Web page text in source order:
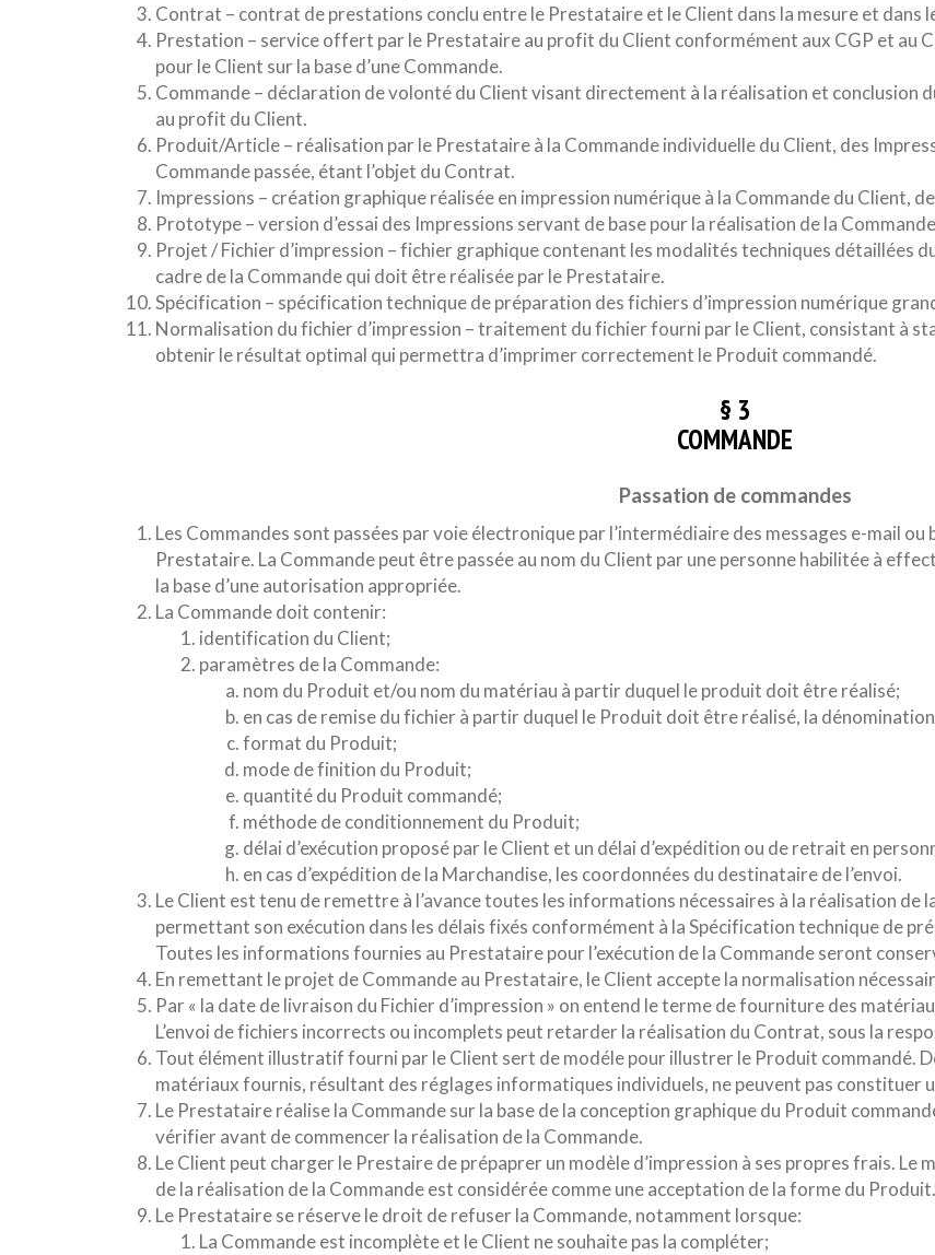
Contrat – contrat de prestations conclu entre le Prestataire et le Client dans la mesure et dans
Prestation – service offert par le Prestataire au profit du Client conformément aux CGP et au
pour le Client sur la base d’une Commande.
Commande – déclaration de volonté du Client visant directement à la réalisation et
au profit du Client.
Produit/Article – réalisation par le Prestataire à la Commande individuelle du Client, des
Commande passée, étant l’objet du Contrat.
Impressions – création graphique réalisée en impression numérique à la Commande du Client,
Prototype – version d’essai des Impressions servant de base pour la réalisation de la
Projet / Fichier d’impression – fichier graphique contenant les modalités techniques détaillées
cadre de la Commande qui doit être réalisée par le Prestataire.
Spécification – spécification technique de préparation des fichiers d’impression numérique
Normalisation du fichier d’impression – traitement du fichier fourni par le Client, consistant à
obtenir le résultat optimal qui permettra d’imprimer correctement le Produit commandé.
§ 3
COMMANDE
Passation de commandes
Les Commandes sont passées par voie électronique par l’intermédiaire des messages e-mail ou
Prestataire. La Commande peut être passée au nom du Client par une personne habilitée à
la base d’une autorisation appropriée.
La Commande doit contenir:
identification du Client;
paramètres de la Commande:
nom du Produit et/ou nom du matériau à partir duquel le produit doit être réalisé;
en cas de remise du fichier à partir duquel le Produit doit être réalisé, la
format du Produit;
mode de finition du Produit;
quantité du Produit commandé;
méthode de conditionnement du Produit;
délai d’exécution proposé par le Client et un délai d’expédition ou de retrait en
en cas d’expédition de la Marchandise, les coordonnées du destinataire de l’envoi.
Le Client est tenu de remettre à l’avance toutes les informations nécessaires à la réalisation
permettant son exécution dans les délais fixés conformément à la Spécification technique de
Toutes les informations fournies au Prestataire pour l’exécution de la Commande seront
En remettant le projet de Commande au Prestataire, le Client accepte la normalisation
Par « la date de livraison du Fichier d’impression » on entend le terme de fourniture des
L’envoi de fichiers incorrects ou incomplets peut retarder la réalisation du Contrat, sous la
Tout élément illustratif fourni par le Client sert de modéle pour illustrer le Produit commandé.
matériaux fournis, résultant des réglages informatiques individuels, ne peuvent pas constituer
Le Prestataire réalise la Commande sur la base de la conception graphique du Produit
vérifier avant de commencer la réalisation de la Commande.
Le Client peut charger le Prestaire de prépaprer un modèle d’impression à ses propres frais. Le
de la réalisation de la Commande est considérée comme une acceptation de la forme du Produit.
Le Prestataire se réserve le droit de refuser la Commande, notamment lorsque:
La Commande est incomplète et le Client ne souhaite pas la compléter;